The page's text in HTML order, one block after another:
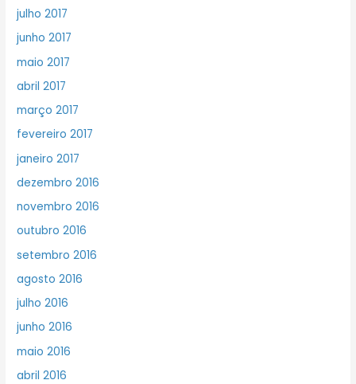
julho 2017
junho 2017
maio 2017
abril 2017
março 2017
fevereiro 2017
janeiro 2017
dezembro 2016
novembro 2016
outubro 2016
setembro 2016
agosto 2016
julho 2016
junho 2016
maio 2016
abril 2016